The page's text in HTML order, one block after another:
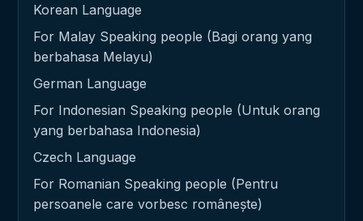
Korean Language
For Malay Speaking people (Bagi orang yang
berbahasa Melayu)
German Language
For Indonesian Speaking people (Untuk orang
yang berbahasa Indonesia)
Czech Language
For Romanian Speaking people (Pentru
persoanele care vorbesc românește)